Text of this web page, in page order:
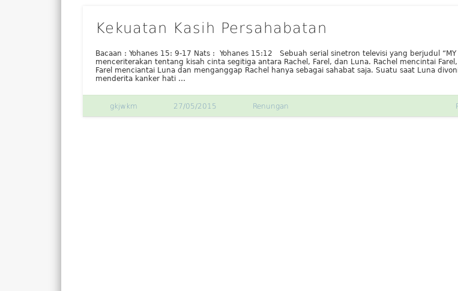
Kekuatan Kasih Persahabatan
Bacaan : Yohanes 15: 9-17 Nats : Yohanes 15:12 Sebuah serial sinetron televisi yang berjudul “MY
menceriterakan tentang kisah cinta segitiga antara Rachel, Farel, dan Luna. Rachel mencintai
Farel menciantai Luna dan menganggap Rachel hanya sebagai sahabat saja. Suatu saat Luna
menderita kanker hati …
gkjwkm 27/05/2015 Renungan